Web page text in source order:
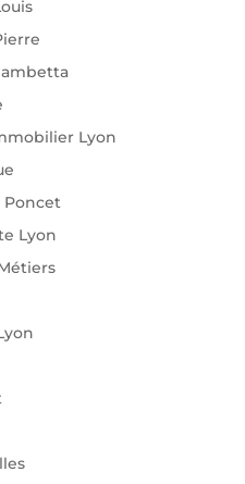
Lyon
Lyon